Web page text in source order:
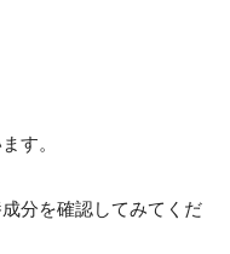
す。
分を確認してみてくだ